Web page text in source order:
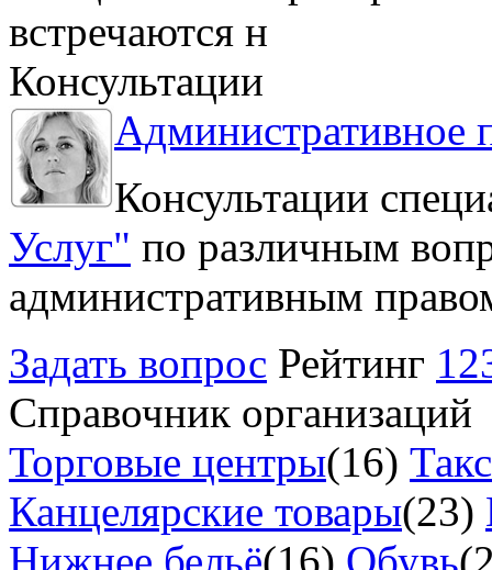
встречаются н
Консультации
Административное
Консультации
Услуг" по различным
административным
Задать вопрос Рейтинг
Справочник организаций
Торговые центры(16)
Канцелярские товары(23)
Нижнее бельё(16) Обувь